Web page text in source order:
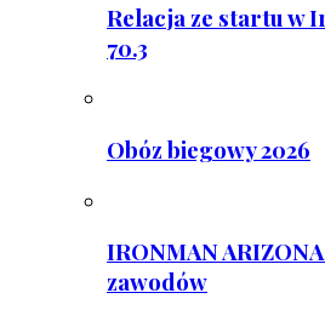
Relacja ze startu w
70.3
Obóz biegowy 2026
IRONMAN
zawodów